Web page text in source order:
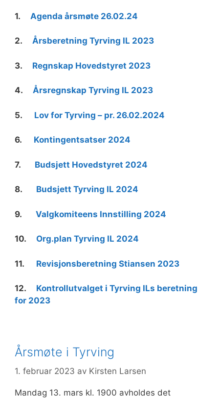
1. Agenda årsmøte 26.02.24
2. Årsberetning Tyrving IL 2023
3. Regnskap Hovedstyret 2023
4. Årsregnskap Tyrving IL 2023
5. Lov for Tyrving – pr. 26.02.2024
6. Kontingentsatser 2024
7. Budsjett Hovedstyret 2024
8. Budsjett Tyrving IL 2024
9. Valgkomiteens Innstilling 2024
10. Org.plan Tyrving IL 2024
11. Revisjonsberetning Stiansen 2023
12. Kontrollutvalget i Tyrving ILs beretning
for 2023
Årsmøte i Tyrving
1. februar 2023 av Kirsten Larsen
Mandag 13. mars kl. 1900 avholdes det